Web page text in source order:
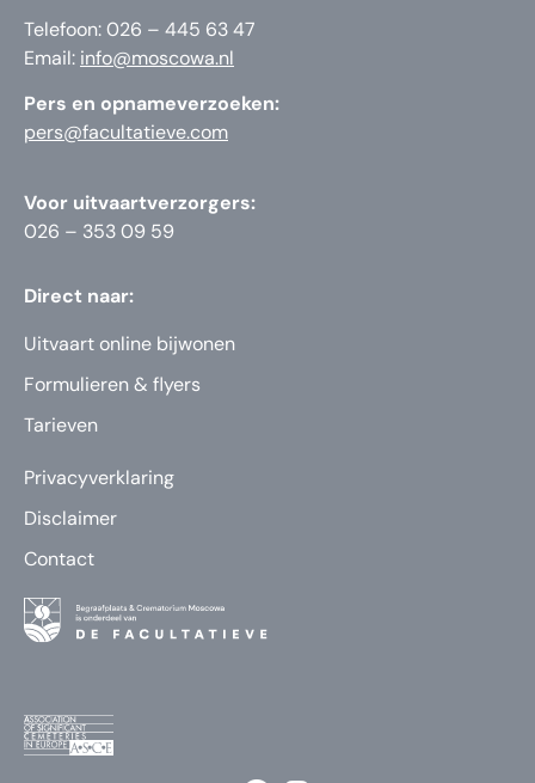
Telefoon: 026 – 445 63 47
Email: info@moscowa.nl
Pers en opnameverzoeken:
pers@facultatieve.com
Voor uitvaartverzorgers:
026 – 353 09 59
Direct naar:
Uitvaart online bijwonen
Formulieren & flyers
Tarieven
Privacyverklaring
Disclaimer
Contact